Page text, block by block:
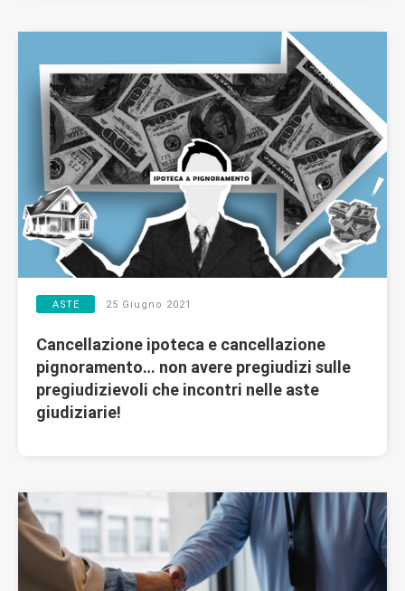
ASTE 25 Giugno 2021
Cancellazione ipoteca e cancellazione
pignoramento… non avere pregiudizi sulle
pregiudizievoli che incontri nelle aste
giudiziarie!